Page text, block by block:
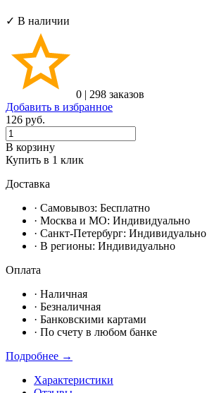
✓ В наличии
0 | 298 заказов
Добавить в избранное
126 руб.
В корзину
Купить в 1 клик
Доставка
· Самовывоз: Бесплатно
· Москвa и МО: Индивидуально
· Санкт-Петербург: Индивидуально
· В регионы: Индивидуально
Оплата
· Наличная
· Безналичная
· Банковскими картами
· По счету в любом банке
Подробнее →
Характеристики